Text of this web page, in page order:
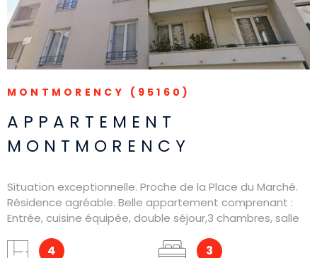
MONTMORENCY (95160)
APPARTEMENT
MONTMORENCY
Situation exceptionnelle. Proche de la Place du Marché.
Résidence agréable. Belle appartement comprenant :
Entrée, cuisine équipée, double séjour,3 chambres, salle
de procédure en cours.
4 3